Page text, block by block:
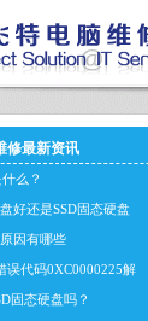
修最新资讯
么？
好还是SSD固态硬盘
因有哪些
误代码0XC0000225解
固态硬盘吗？